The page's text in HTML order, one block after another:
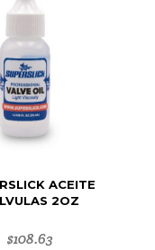
ACEITE
2OZ
$108.63